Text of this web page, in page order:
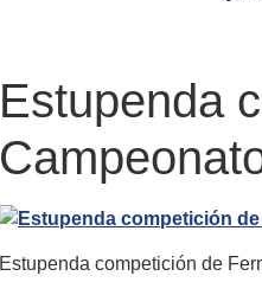
Estupenda
Estupenda competición de